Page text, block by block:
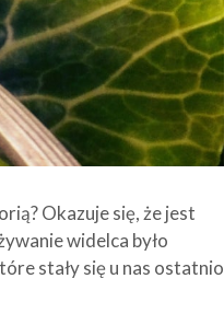
Okazuje się, że jest
widelca było
stały się u nas ostatnio